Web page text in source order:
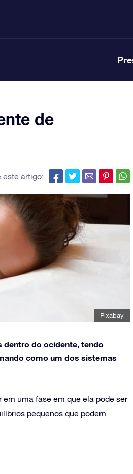
de
este artigo:
Pixabay
dentro do ocidente, tendo
como um dos sistemas
uma fase em que ela pode ser
pequenos que podem